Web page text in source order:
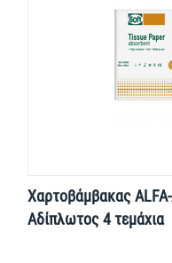
Χαρτοβάμβακας
Αδίπλωτος 4 τεμάχια